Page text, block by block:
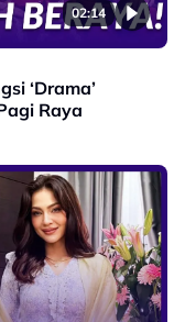
02:14
‘Drama’
Raya